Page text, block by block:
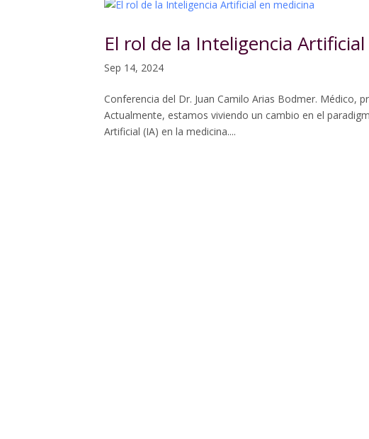
El rol de la Inteligencia
Sep 14, 2024
Conferencia del Dr. Juan Camilo Arias Bodmer. Médico,
Actualmente, estamos viviendo un cambio en el
Artificial (IA) en la medicina....